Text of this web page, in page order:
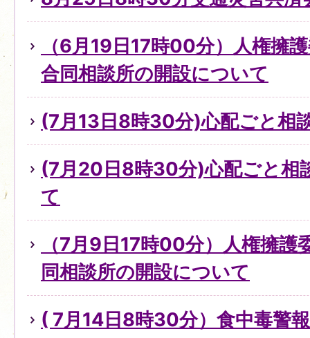
（6月19日17時00分）人権擁
合同相談所の開設について
(7月13日8時30分)心配ごと相
(7月20日8時30分)心配ごと相
て
（7月9日17時00分）人権擁護
同相談所の開設について
( 7月14日8時30分）食中毒警